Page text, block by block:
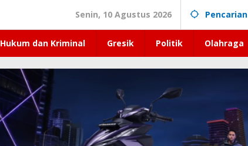
Senin, 10 Agustus 2026 Pencarian
Hukum dan Kriminal Gresik Politik Olahraga